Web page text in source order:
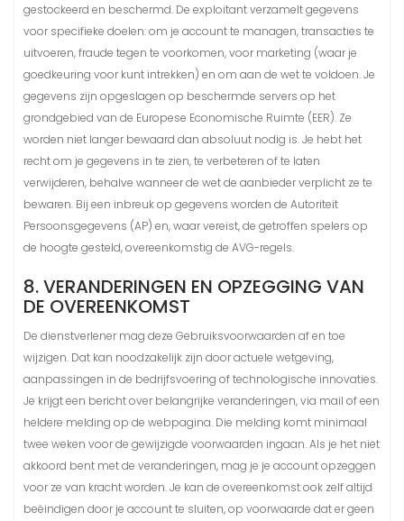
gestockeerd en beschermd. De exploitant verzamelt gegevens
voor specifieke doelen: om je account te managen, transacties te
uitvoeren, fraude tegen te voorkomen, voor marketing (waar je
goedkeuring voor kunt intrekken) en om aan de wet te voldoen. Je
gegevens zijn opgeslagen op beschermde servers op het
grondgebied van de Europese Economische Ruimte (EER). Ze
worden niet langer bewaard dan absoluut nodig is. Je hebt het
recht om je gegevens in te zien, te verbeteren of te laten
verwijderen, behalve wanneer de wet de aanbieder verplicht ze te
bewaren. Bij een inbreuk op gegevens worden de Autoriteit
Persoonsgegevens (AP) en, waar vereist, de getroffen spelers op
de hoogte gesteld, overeenkomstig de AVG-regels.
8. VERANDERINGEN EN OPZEGGING VAN
DE OVEREENKOMST
De dienstverlener mag deze Gebruiksvoorwaarden af en toe
wijzigen. Dat kan noodzakelijk zijn door actuele wetgeving,
aanpassingen in de bedrijfsvoering of technologische innovaties.
Je krijgt een bericht over belangrijke veranderingen, via mail of een
heldere melding op de webpagina. Die melding komt minimaal
twee weken voor de gewijzigde voorwaarden ingaan. Als je het niet
akkoord bent met de veranderingen, mag je je account opzeggen
voor ze van kracht worden. Je kan de overeenkomst ook zelf altijd
beëindigen door je account te sluiten, op voorwaarde dat er geen